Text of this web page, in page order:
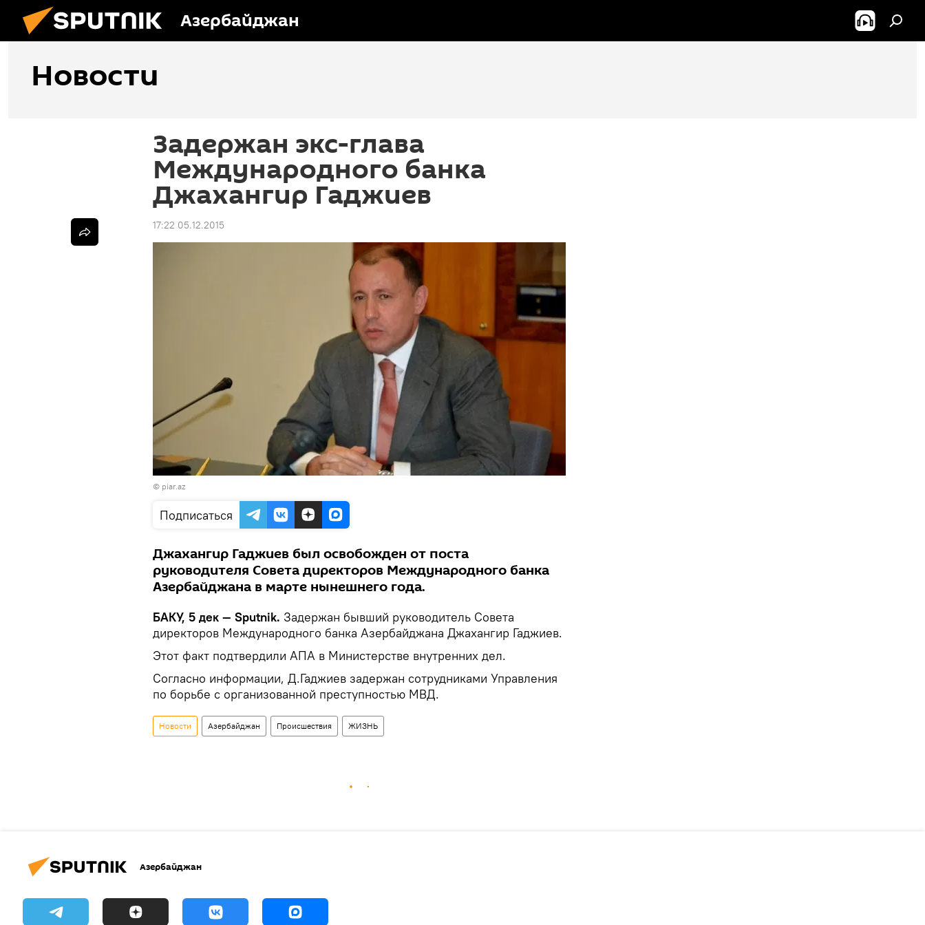
Азербайджан
Новости
Задержан экс-глава
Международного банка
Джахангир Гаджиев
17:22 05.12.2015
© piar.az
Подписаться
Джахангир Гаджиев был освобожден от поста
руководителя Совета директоров Международного банка
Азербайджана в марте нынешнего года.
БАКУ, 5 дек — Sputnik. Задержан бывший руководитель Совета
директоров Международного банка Азербайджана Джахангир Гаджиев.
Этот факт подтвердили АПА в Министерстве внутренних дел.
Согласно информации, Д.Гаджиев задержан сотрудниками Управления
по борьбе с организованной преступностью МВД.
Новости Азербайджан Происшествия ЖИЗНЬ
Азербайджан